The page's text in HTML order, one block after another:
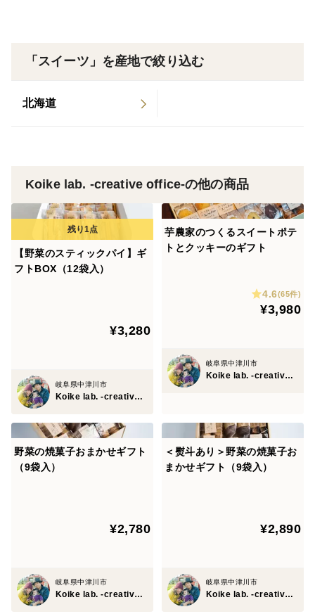
-------
※同日製造のご注文人数によって、シルクスイートや
・スイートポテト 坂本あずま
さつまいも（岐阜県産）、牛乳、バター、砂糖、鶏卵、
・スイートポテト その他
さつまいも（岐阜県産）、牛乳、バター、砂糖、鶏卵、
小麦粉（岐阜県産）、ショートニング（食用パーム
油）、砂糖、鶏卵、落花生（岐阜県産）、バター、食塩
・薩摩芋黒糖クッキー
小麦粉（岐阜県産）、ショートニング（食用パーム
油)、さつまいも（岐阜県産）、加工黒糖（原料糖、黒
小麦粉（岐阜県産）、トマト（岐阜県産）、バター、砂
ル、食塩、バジル
「スイーツ」を産地で絞り込む
北海道
Koike lab. -creative office-の他の商品
【野菜のスティックパイ】ギ
フトBOX（12袋入）
¥3,280
岐阜県中津川市
Koike lab. -creative office-
芋農家のつくるスイートポテ
トとクッキーのギフト
4.6(65件)
¥3,980
岐阜県中津川市
Koike lab. -creative office-
野菜の焼菓子おまかせギフト
（9袋入）
¥2,780
岐阜県中津川市
Koike lab. -creative office-
＜熨斗あり＞野菜の焼菓子お
まかせギフト（9袋入）
¥2,890
岐阜県中津川市
Koike lab. -creative office-